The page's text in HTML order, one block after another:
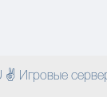
✌ Игровые